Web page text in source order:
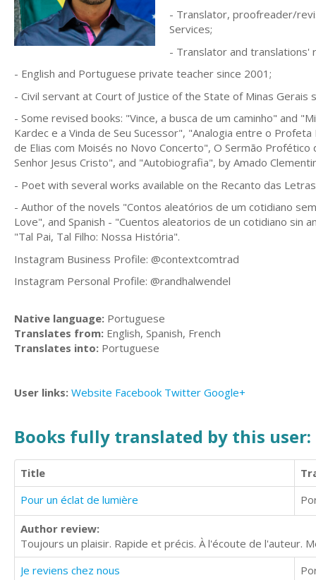
- Translator, proofreader/
Services;
- Translator and
- English and Portuguese private teacher since 2001;
- Civil servant at Court of Justice of the State of Minas Gerais
- Some revised books: "Vince, a busca de um caminho" and
Kardec e a Vinda de Seu Sucessor", "Analogia entre o
de Elias com Moisés no Novo Concerto", O Sermão
Senhor Jesus Cristo", and "Autobiografia", by Amado
- Poet with several works available on the Recanto das
- Author of the novels "Contos aleatórios de um cotidiano
Love", and Spanish - "Cuentos aleatorios de un cotidiano sin
"Tal Pai, Tal Filho: Nossa História".
Instagram Business Profile: @contextcomtrad
Instagram Personal Profile: @randhalwendel
Native language: Portuguese
Translates from: English, Spanish, French
Translates into: Portuguese
User links: Website Facebook Twitter Google+
Books fully translated by this user:
Title
Pour un éclat de lumière
Author review:
Toujours un plaisir. Rapide et précis. À l'écoute de l'auteur.
Je reviens chez nous